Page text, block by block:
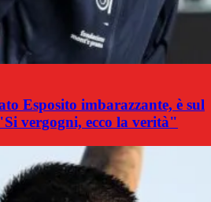
Esposito imbarazzante, è sul
vergogni, ecco la verità"